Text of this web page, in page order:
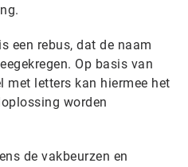
een rebus, dat de naam
Op basis van
met letters kan hiermee het
worden
de vakbeurzen en